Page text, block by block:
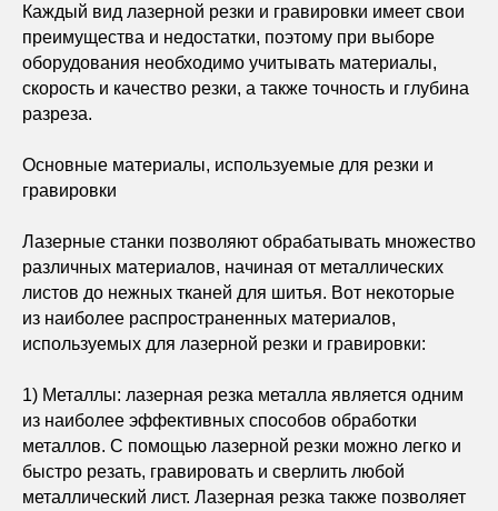
Каждый вид лазерной резки и гравировки имеет свои
преимущества и недостатки, поэтому при выборе
оборудования необходимо учитывать материалы,
скорость и качество резки, а также точность и глубина
разреза.
Основные материалы, используемые для резки и
гравировки
Лазерные станки позволяют обрабатывать множество
различных материалов, начиная от металлических
листов до нежных тканей для шитья. Вот некоторые
из наиболее распространенных материалов,
используемых для лазерной резки и гравировки:
1) Металлы: лазерная резка металла является одним
из наиболее эффективных способов обработки
металлов. С помощью лазерной резки можно легко и
быстро резать, гравировать и сверлить любой
металлический лист. Лазерная резка также позволяет